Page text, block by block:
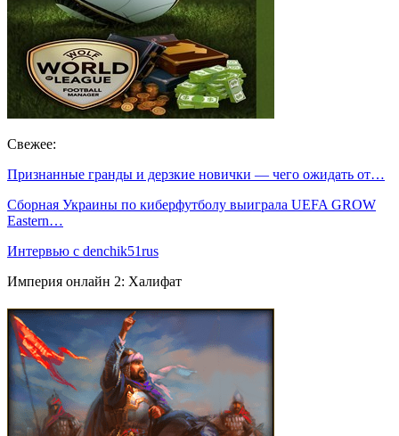
Свежее:
Признанные гранды и дерзкие новички — чего ожидать от…
Сборная Украины по киберфутболу выиграла UEFA GROW
Eastern…
Интервью с denchik51rus
Империя онлайн 2: Халифат